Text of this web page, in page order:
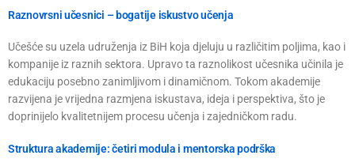
Raznovrsni učesnici – bogatije iskustvo učenja
Učešće su uzela udruženja iz BiH koja djeluju u različitim poljima, kao i
kompanije iz raznih sektora. Upravo ta raznolikost učesnika učinila je
edukaciju posebno zanimljivom i dinamičnom. Tokom akademije
razvijena je vrijedna razmjena iskustava, ideja i perspektiva, što je
doprinijelo kvalitetnijem procesu učenja i zajedničkom radu.
Struktura akademije: četiri modula i mentorska podrška